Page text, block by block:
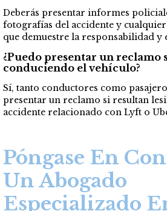
Deberás presentar informes
fotografías del accidente y
que demuestre la responsabilidad y
¿Puedo presentar un reclamo
conduciendo el vehículo?
Sí, tanto conductores como
presentar un reclamo si resultan
accidente relacionado con Lyft o
Póngase En
Un Abogado
Especializado